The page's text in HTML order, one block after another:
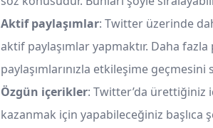
Aktif paylaşımlar: Twitter üzerinde
aktif paylaşımlar yapmaktır. Daha
paylaşımlarınızla etkileşime
Özgün içerikler: Twitter’da ürettiğiniz
kazanmak için yapabileceğiniz